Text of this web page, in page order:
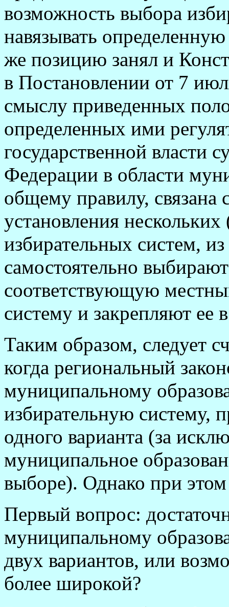
возможность выбора
навязывать
же позицию занял и
в Постановлении от 7
смыслу приведенных
определенных ими
государственной власти
Федерации в области
общему правилу, связана
установления
избирательных систем,
самостоятельно
соответствующую
систему и закрепляют ее
Таким образом, следует
когда региональный
муниципальному
избирательную систему,
одного варианта (за
муниципальное
выборе). Однако при
Первый вопрос:
муниципальному
двух вариантов, или
более широкой?